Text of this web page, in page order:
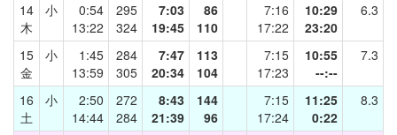
14
木
小
0:54
13:22
295
324
7:03
19:45
86
110
7:16
17:22
10:29
23:20
6.3
15
金
小
1:45
13:59
284
305
7:47
20:34
113
104
7:15
17:23
10:55
--:--
7.3
16
土
小
2:50
14:44
272
284
8:43
21:39
144
96
7:15
17:24
11:25
0:22
8.3